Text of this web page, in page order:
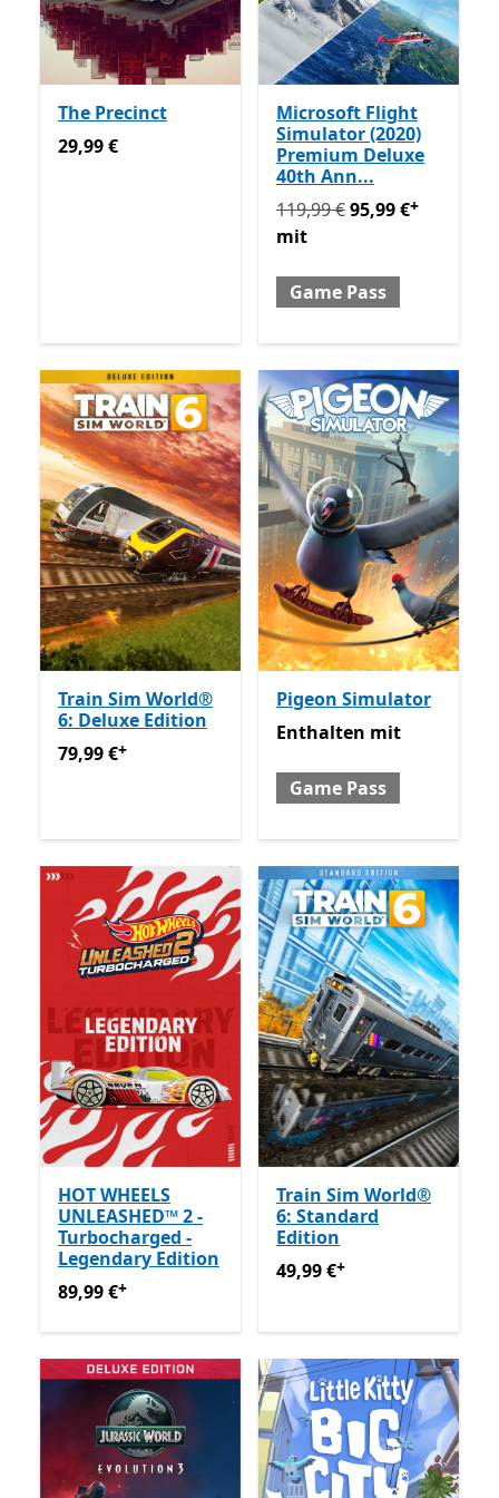
The Precinct
29,99 €
29,99 €
Microsoft Flight
Simulator (2020)
Premium Deluxe
40th Ann...
Ursprünglich 119,99 €
119,99 €95,99 €+
mit
Game Pass
Train Sim World®
6: Deluxe Edition
79,99 €Enthält In-App-Käufe
79,99 €+
Pigeon Simulator
Enthalten mit Game Pass
Enthalten mit
Game Pass
HOT WHEELS
UNLEASHED™ 2 -
Turbocharged -
Legendary Edition
89,99 €Enthält In-App-Käufe
89,99 €+
Train Sim World®
6: Standard
Edition
49,99 €Enthält In-App-
49,99 €+